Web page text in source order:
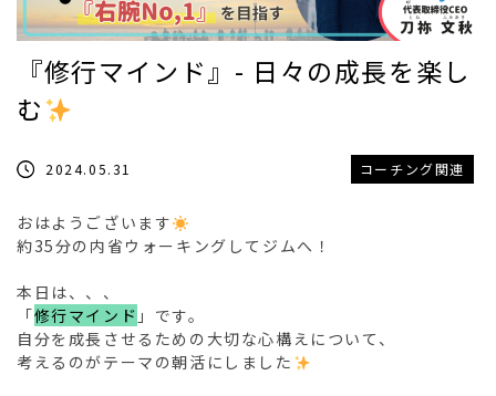
『修行マインド』- 日々の成長を楽し
む
2024.05.31 コーチング関連
おはようございます
約35分の内省ウォーキングしてジムへ！
本日は、、、
「修行マインド 」です。
自分を成長させるための大切な心構えについて、
考えるのがテーマの朝活にしました